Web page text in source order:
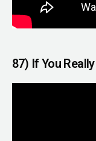
87) If You